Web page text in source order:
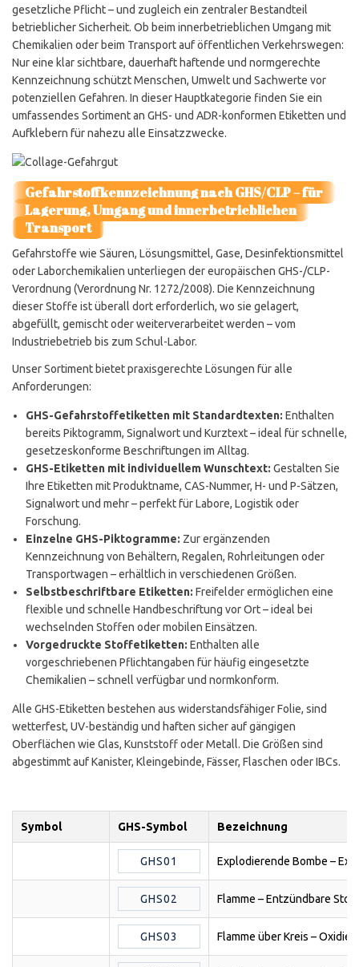
gesetzliche Pflicht – und zugleich ein zentraler Bestandteil
betrieblicher Sicherheit. Ob beim innerbetrieblichen Umgang mit
Chemikalien oder beim Transport auf öffentlichen Verkehrswegen:
Nur eine klar sichtbare, dauerhaft haftende und normgerechte
Kennzeichnung schützt Menschen, Umwelt und Sachwerte vor
potenziellen Gefahren. In dieser Hauptkategorie finden Sie ein
umfassendes Sortiment an GHS- und ADR-konformen Etiketten und
Aufklebern für nahezu alle Einsatzzwecke.
Gefahrstoffkennzeichnung nach GHS/CLP – für
Lagerung, Umgang und innerbetrieblichen
Transport
Gefahrstoffe wie Säuren, Lösungsmittel, Gase, Desinfektionsmittel
oder Laborchemikalien unterliegen der europäischen GHS-/CLP-
Verordnung (Verordnung Nr. 1272/2008). Die Kennzeichnung
dieser Stoffe ist überall dort erforderlich, wo sie gelagert,
abgefüllt, gemischt oder weiterverarbeitet werden – vom
Industriebetrieb bis zum Schul-Labor.
Unser Sortiment bietet praxisgerechte Lösungen für alle
Anforderungen:
GHS-Gefahrstoffetiketten mit Standardtexten: Enthalten
bereits Piktogramm, Signalwort und Kurztext – ideal für schnelle,
gesetzeskonforme Beschriftungen im Alltag.
GHS-Etiketten mit individuellem Wunschtext: Gestalten Sie
Ihre Etiketten mit Produktname, CAS-Nummer, H- und P-Sätzen,
Signalwort und mehr – perfekt für Labore, Logistik oder
Forschung.
Einzelne GHS-Piktogramme: Zur ergänzenden
Kennzeichnung von Behältern, Regalen, Rohrleitungen oder
Transportwagen – erhältlich in verschiedenen Größen.
Selbstbeschriftbare Etiketten: Freifelder ermöglichen eine
flexible und schnelle Handbeschriftung vor Ort – ideal bei
wechselnden Stoffen oder mobilen Einsätzen.
Vorgedruckte Stoffetiketten: Enthalten alle
vorgeschriebenen Pflichtangaben für häufig eingesetzte
Chemikalien – schnell verfügbar und normkonform.
Alle GHS-Etiketten bestehen aus widerstandsfähiger Folie, sind
wetterfest, UV-beständig und haften sicher auf gängigen
Oberflächen wie Glas, Kunststoff oder Metall. Die Größen sind
abgestimmt auf Kanister, Kleingebinde, Fässer, Flaschen oder IBCs.
Symbol GHS-Symbol Bezeichnung
GHS01 Explodierende Bombe –
GHS02 Flamme – Entzündbare
GHS03 Flamme über Kreis –